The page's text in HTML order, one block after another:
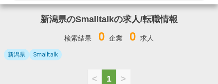
新潟県のSmalltalkの求人/転職情報
検索結果 0 企業 0 求人
新潟県 Smalltalk
< 1 >